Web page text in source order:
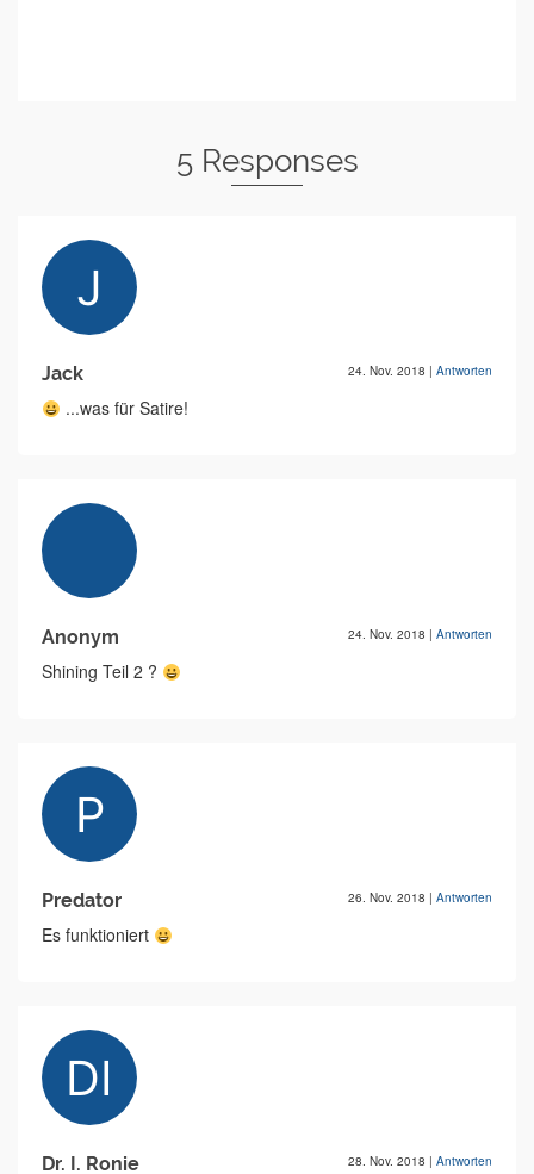
5 Responses
Jack 24. Nov. 2018 | Antworten
...was für Satire!
Anonym 24. Nov. 2018 | Antworten
Shining Teil 2 ?
Predator 26. Nov. 2018 | Antworten
Es funktioniert
Dr. I. Ronie 28. Nov. 2018 | Antworten